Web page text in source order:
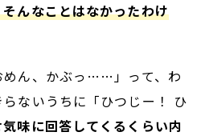
んなことはなかったわけ
めん、かぶっ……」って、わ
ないうちに「ひつじー！ ひ
味に回答してくるくらい内